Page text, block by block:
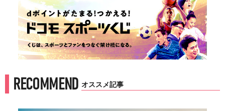
RECOMMEND オススメ記事